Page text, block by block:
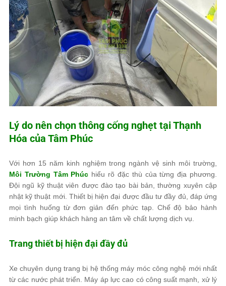
Lý do nên chọn thông cống nghẹt tại Thạnh
Hóa của Tâm Phúc
Với hơn 15 năm kinh nghiệm trong ngành vệ sinh môi trường,
Môi Trường Tâm Phúc hiểu rõ đặc thù của từng địa phương.
Đội ngũ kỹ thuật viên được đào tạo bài bản, thường xuyên cập
nhật kỹ thuật mới. Thiết bị hiện đại được đầu tư đầy đủ, đáp ứng
mọi tình huống từ đơn giản đến phức tạp. Chế độ bảo hành
minh bạch giúp khách hàng an tâm về chất lượng dịch vụ.
Trang thiết bị hiện đại đầy đủ
Xe chuyên dụng trang bị hệ thống máy móc công nghệ mới nhất
từ các nước phát triển. Máy áp lực cao có công suất mạnh, xử lý